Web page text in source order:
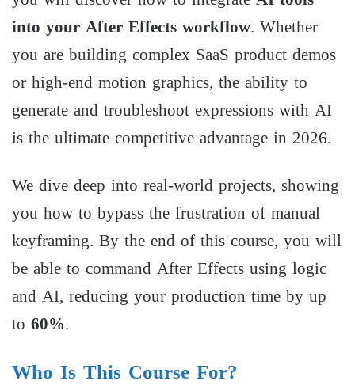
into your After Effects workflow. Whether
you are building complex SaaS product demos
or high-end motion graphics, the ability to
generate and troubleshoot expressions with AI
is the ultimate competitive advantage in 2026.
We dive deep into real-world projects, showing
you how to bypass the frustration of manual
keyframing. By the end of this course, you will
be able to command After Effects using logic
and AI, reducing your production time by up
to 60%.
Who Is This Course For?